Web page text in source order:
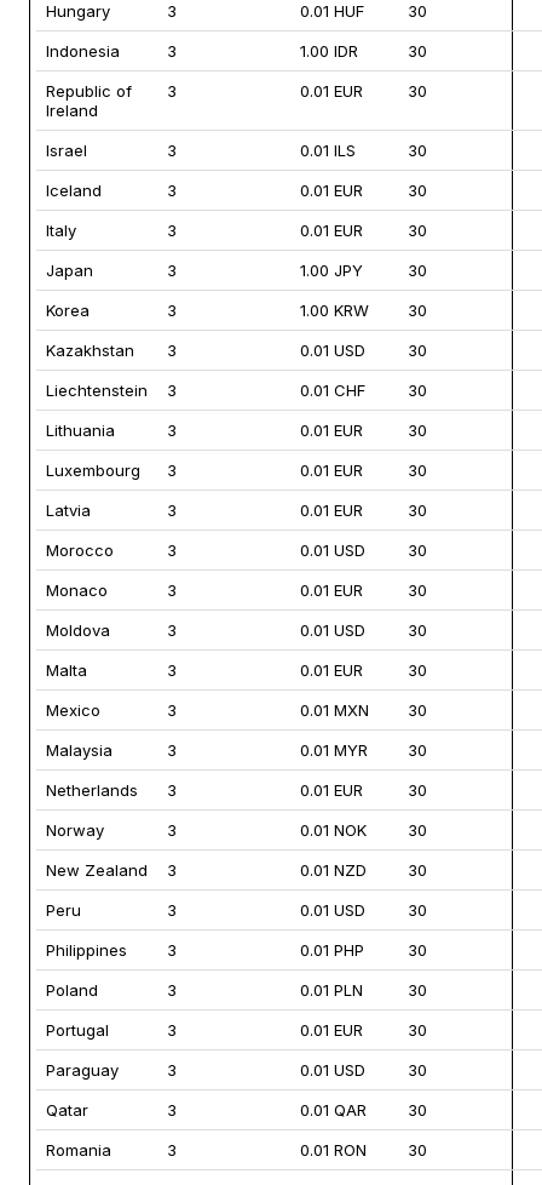
Hungary 3 0.01 HUF 30
Indonesia 3 1.00 IDR 30
Republic of
Ireland
3 0.01 EUR 30
Israel 3 0.01 ILS 30
Iceland 3 0.01 EUR 30
Italy 3 0.01 EUR 30
Japan 3 1.00 JPY 30
Korea 3 1.00 KRW 30
Kazakhstan 3 0.01 USD 30
Liechtenstein 3 0.01 CHF 30
Lithuania 3 0.01 EUR 30
Luxembourg 3 0.01 EUR 30
Latvia 3 0.01 EUR 30
Morocco 3 0.01 USD 30
Monaco 3 0.01 EUR 30
Moldova 3 0.01 USD 30
Malta 3 0.01 EUR 30
Mexico 3 0.01 MXN 30
Malaysia 3 0.01 MYR 30
Netherlands 3 0.01 EUR 30
Norway 3 0.01 NOK 30
New Zealand 3 0.01 NZD 30
Peru 3 0.01 USD 30
Philippines 3 0.01 PHP 30
Poland 3 0.01 PLN 30
Portugal 3 0.01 EUR 30
Paraguay 3 0.01 USD 30
Qatar 3 0.01 QAR 30
Romania 3 0.01 RON 30